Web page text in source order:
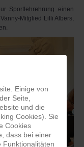
Sportlehrehrung einen
Mitglied Lilli Albers,
Einige von
Seite,
und die
Cookies). Sie
Cookies
dass bei einer
Funktionalitäten